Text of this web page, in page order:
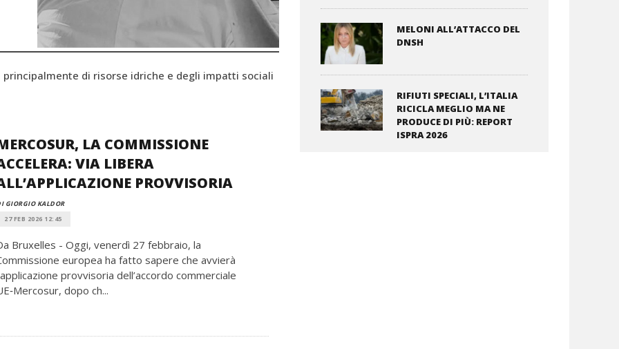
di risorse idriche e degli impatti sociali
LA COMMISSIONE
VIA LIBERA
PROVVISORIA
GIORGIO KALDOR
27 FEB 2026 12:45
Bruxelles - Oggi, venerdì 27 febbraio, la
europea ha fatto sapere che avvierà
provvisoria dell’accordo commerciale
dopo ch...
MELONI ALL’ATTACCO DEL
DNSH
RIFIUTI SPECIALI, L’ITALIA
RICICLA MEGLIO MA NE
PRODUCE DI PIÙ: REPORT
ISPRA 2026